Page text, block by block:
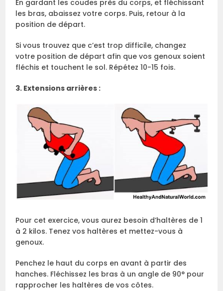
En gardant les coudes près du corps, et fléchissant
les bras, abaissez votre corps. Puis, retour à la
position de départ.
Si vous trouvez que c’est trop difficile, changez
votre position de départ afin que vos genoux soient
fléchis et touchent le sol. Répétez 10-15 fois.
3. Extensions arrières :
Pour cet exercice, vous aurez besoin d’haltères de 1
à 2 kilos. Tenez vos haltères et mettez-vous à
genoux.
Penchez le haut du corps en avant à partir des
hanches. Fléchissez les bras à un angle de 90° pour
rapprocher les haltères de vos côtes.